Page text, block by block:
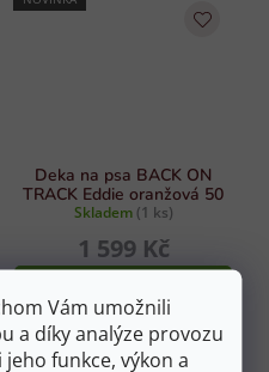
Vám umožnili
a díky analýze provozu
funkce, výkon a
Deka na psa BACK ON
TRACK Eddie oranžová 50
Skladem (1 ks)
1 599 Kč